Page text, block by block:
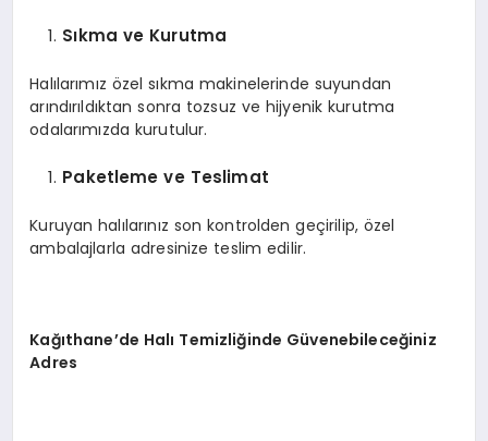
Sıkma ve Kurutma
Halılarımız özel sıkma makinelerinde suyundan
arındırıldıktan sonra tozsuz ve hijyenik kurutma
odalarımızda kurutulur.
Paketleme ve Teslimat
Kuruyan halılarınız son kontrolden geçirilip, özel
ambalajlarla adresinize teslim edilir.
Kağıthane’de Halı Temizliğinde Güvenebileceğiniz
Adres